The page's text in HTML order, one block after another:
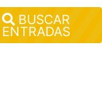
BUSCAR
ENTRADAS